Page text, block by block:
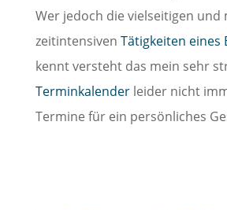
Wer jedoch die vielseitigen und
zeitintensiven Tätigkeiten eines
kennt versteht das mein sehr
Terminkalenderleider nicht
Termine für ein persönliches